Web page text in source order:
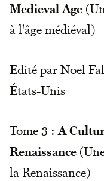
Medieval Age
à l'âge médiéval)
Edité par Noel
États-Unis
Tome 3 :A
Renaissance
la Renaissance)